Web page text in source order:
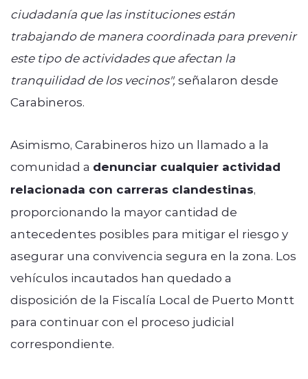
ciudadanía que las instituciones están
trabajando de manera coordinada para prevenir
este tipo de actividades que afectan la
tranquilidad de los vecinos", señalaron desde
Carabineros.
Asimismo, Carabineros hizo un llamado a la
comunidad a denunciar cualquier actividad
relacionada con carreras clandestinas,
proporcionando la mayor cantidad de
antecedentes posibles para mitigar el riesgo y
asegurar una convivencia segura en la zona. Los
vehículos incautados han quedado a
disposición de la Fiscalía Local de Puerto Montt
para continuar con el proceso judicial
correspondiente.